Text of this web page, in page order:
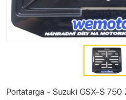
Portatarga - Suzuki GSX-S 750